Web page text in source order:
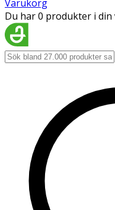
Varukorg
Du har 0 produkter i din